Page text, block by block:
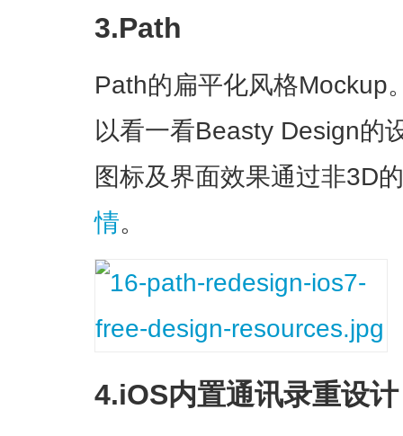
3.Path
Path的扁平化风格Mockup
以看一看Beasty Design的
图标及界面效果通过非3D
情。
4.iOS内置通讯录重设计